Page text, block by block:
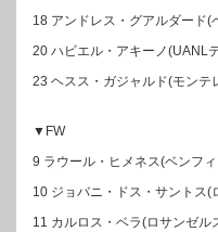
18 アンドレス・グアルダード(
20 ハビエル・アキーノ(UANL
23 ヘスス・ガジャルド(モンテ
▼FW
9 ラウール・ヒメネス(ベンフィ
10 ジョバニ・ドス・サントス(
11 カルロス・ベラ(ロサンゼル